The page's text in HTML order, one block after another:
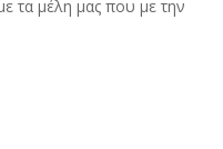
τα μέλη μας που με την